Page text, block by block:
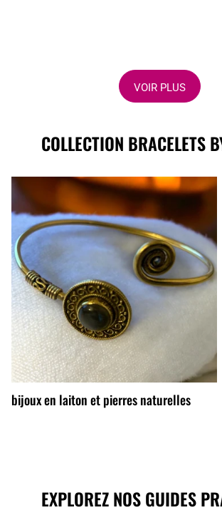
VOIR PLUS
COLLECTION BRACELETS
bijoux en laiton et pierres naturelles
EXPLOREZ NOS GUIDES